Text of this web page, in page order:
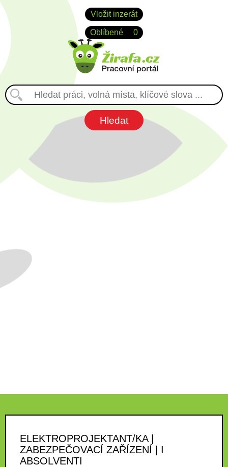
Vložit inzerát
Oblíbené 0
ELEKTROPROJEKTANT/KA |
ZABEZPEČOVACÍ ZAŘÍZENÍ | I
ABSOLVENTI